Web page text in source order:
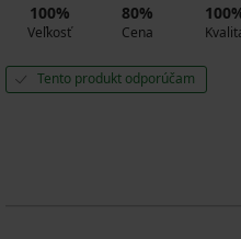
100%
Veľkosť
80%
Cena
Tento produkt odporúčam